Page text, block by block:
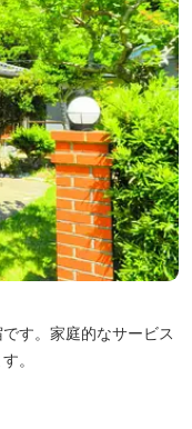
す。家庭的なサービス
。